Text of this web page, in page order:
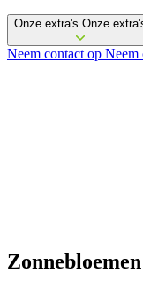
Onze extra's Onze
Neem contact op Neem